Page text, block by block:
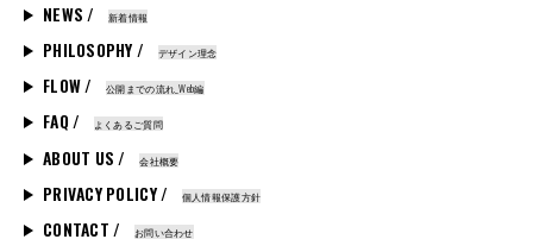
NEWS / 新着情報
PHILOSOPHY / デザイン理念
FLOW / 公開までの流れ_Web編
FAQ / よくあるご質問
ABOUT US / 会社概要
PRIVACY POLICY / 個人情報保護方針
CONTACT / お問い合わせ